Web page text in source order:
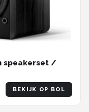
speakerset /
BEKIJK OP BOL